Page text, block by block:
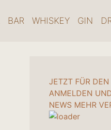
BAR WHISKEY GIN
JETZT FÜR
ANMELDEN
NEWS MEHR